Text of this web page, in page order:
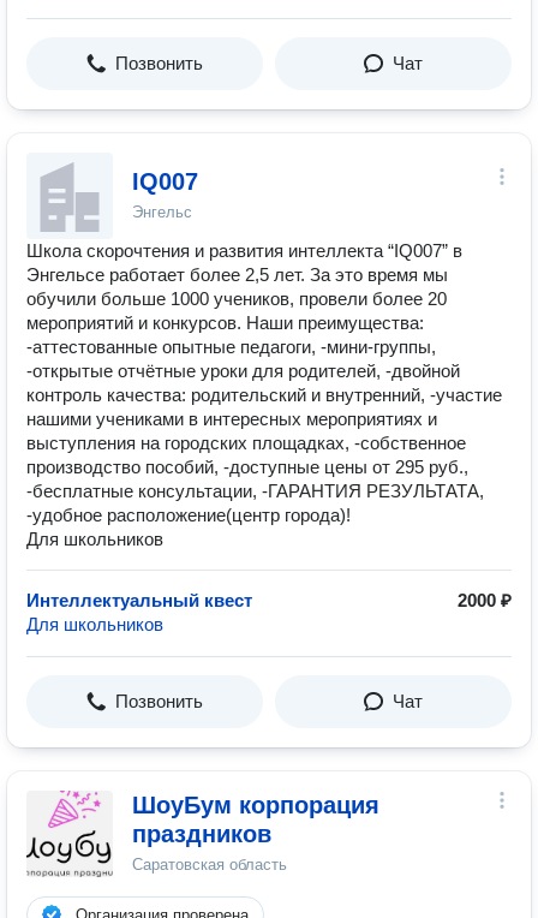
Позвонить Чат
IQ007
Энгельс
Школа скорочтения и развития интеллекта “IQ007” в
Энгельсе работает более 2,5 лет. За это время мы
обучили больше 1000 учеников, провели более 20
мероприятий и конкурсов. Наши преимущества:
-аттестованные опытные педагоги, -мини-группы,
-открытые отчётные уроки для родителей, -двойной
контроль качества: родительский и внутренний, -участие
нашими учениками в интересных мероприятиях и
выступления на городских площадках, -собственное
производство пособий, -доступные цены от 295 руб.,
-бесплатные консультации, -ГАРАНТИЯ РЕЗУЛЬТАТА,
-удобное расположение(центр города)!
Для школьников
Интеллектуальный квест
2000 ₽
Для школьников
Позвонить Чат
ШоуБум корпорация
праздников
Саратовская область